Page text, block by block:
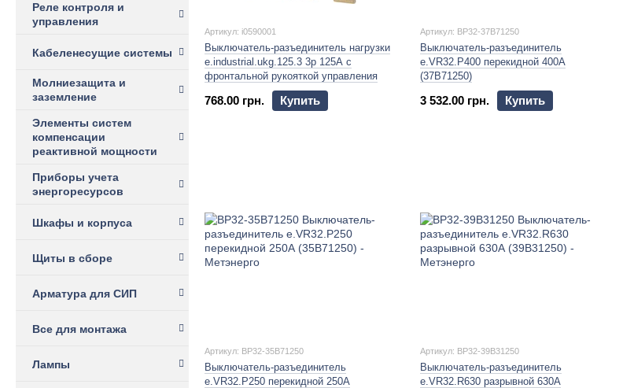
Артикул: i0590001
Выключатель-разъединитель нагрузки
e.industrial.ukg.125.3 3р 125А с
фронтальной рукояткой управления
768.00 грн. Купить
Артикул: BP32-37B71250
Выключатель-разъединитель
e.VR32.P400 перекидной 400А
(37В71250)
3 532.00 грн. Купить
Артикул: BP32-35B71250
Выключатель-разъединитель
e.VR32.P250 перекидной 250А
Артикул: BP32-39B31250
Выключатель-разъединитель
e.VR32.R630 разрывной 630А
Реле контроля и
управления
Кабеленесущие системы
Молниезащита и
заземление
Элементы систем
компенсации
реактивной мощности
Приборы учета
энергоресурсов
Шкафы и корпуса
Щиты в сборе
Арматура для СИП
Все для монтажа
Лампы